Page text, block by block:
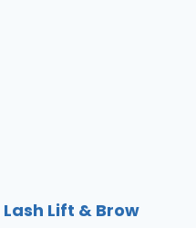
Lash Lift & Brow